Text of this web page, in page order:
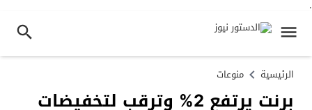
.
الرئيسية منوعات
برنت يرتفع 2% وترقب لتخفيضات